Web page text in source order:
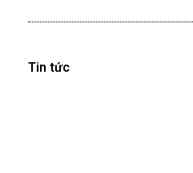
Tin tức